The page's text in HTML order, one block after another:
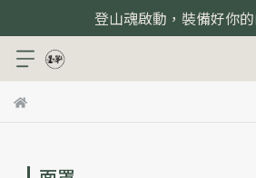
登山魂啟動，裝備好你